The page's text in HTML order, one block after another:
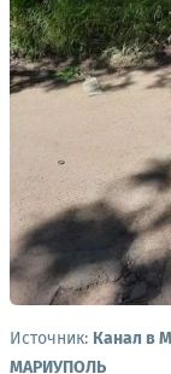
Источник: Канал в
МАРИУПОЛЬ